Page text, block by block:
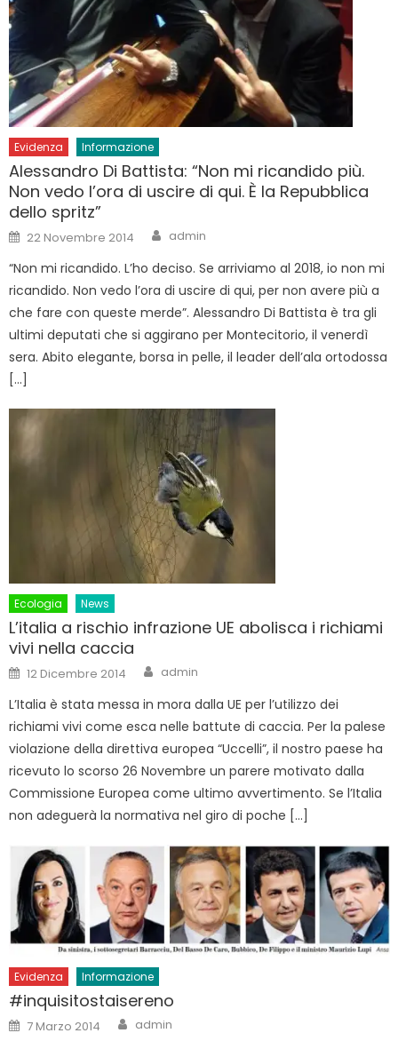
Evidenza Informazione
Alessandro Di Battista: “Non mi ricandido più.
Non vedo l’ora di uscire di qui. È la Repubblica
dello spritz”
Posted
on
22 Novembre 2014 Author
admin
“Non mi ricandido. L’ho deciso. Se arriviamo al 2018, io non mi
ricandido. Non vedo l’ora di uscire di qui, per non avere più a
che fare con queste merde”. Alessandro Di Battista è tra gli
ultimi deputati che si aggirano per Montecitorio, il venerdì
sera. Abito elegante, borsa in pelle, il leader dell’ala ortodossa
[…]
Ecologia News
L’italia a rischio infrazione UE abolisca i richiami
vivi nella caccia
Posted
on
12 Dicembre 2014 Author
admin
L’Italia è stata messa in mora dalla UE per l’utilizzo dei
richiami vivi come esca nelle battute di caccia. Per la palese
violazione della direttiva europea “Uccelli”, il nostro paese ha
ricevuto lo scorso 26 Novembre un parere motivato dalla
Commissione Europea come ultimo avvertimento. Se l’Italia
non adeguerà la normativa nel giro di poche […]
Evidenza Informazione
#inquisitostaisereno
Posted
on
7 Marzo 2014 Author
admin